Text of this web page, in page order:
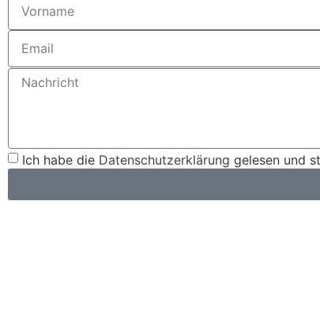
Ich habe die Datenschutzerklärung gelesen und